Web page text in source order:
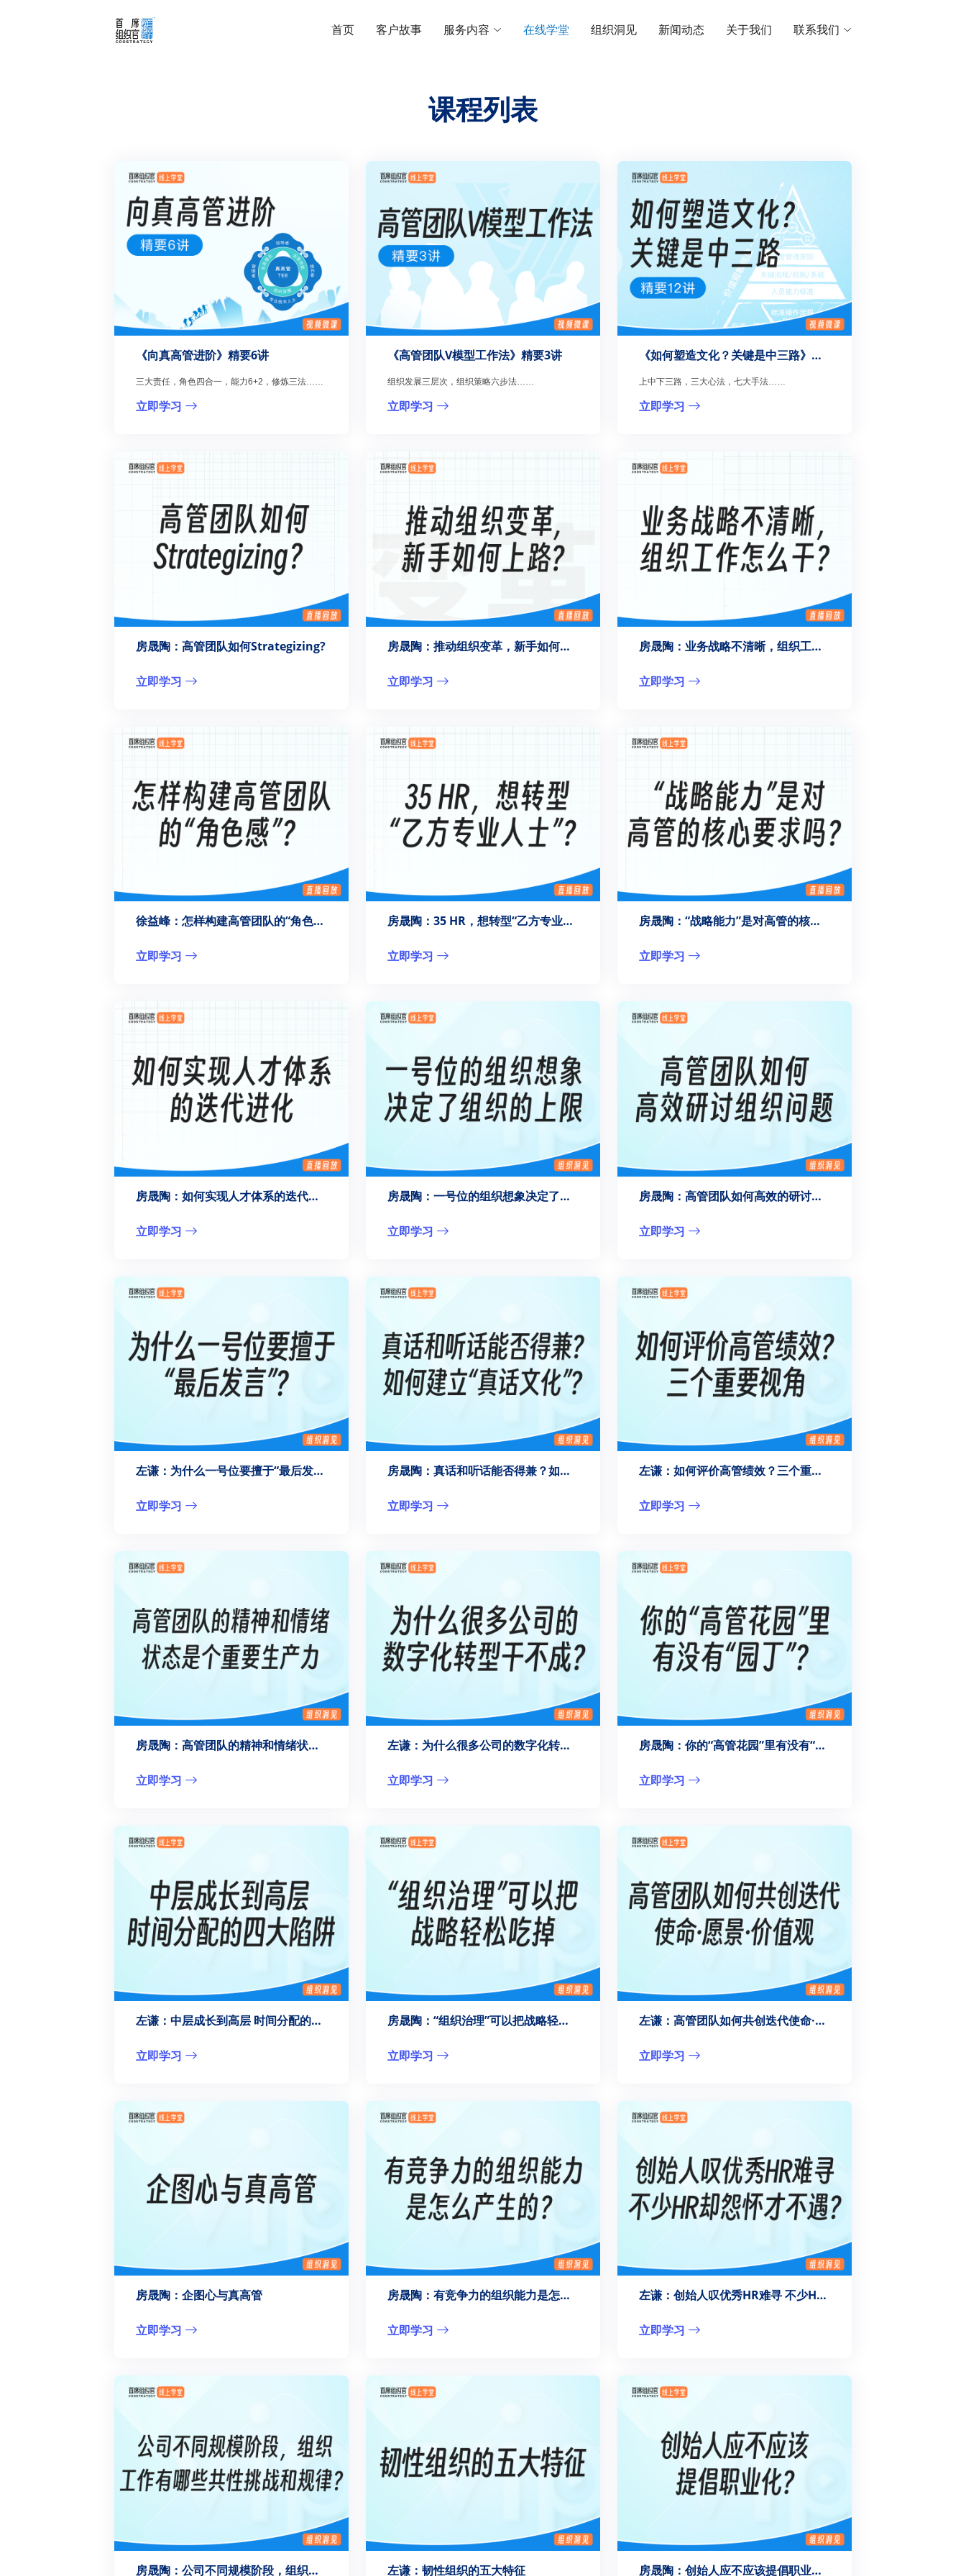
首页 客户故事 服务内容 在线学堂 组织洞见 新闻动态 关于我们 联系我们
课程列表
《向真高管进阶》精要6讲
三大责任，角色四合一，能力6+2，修炼三法……
立即学习
《高管团队V模型工作法》精要3讲
组织发展三层次，组织策略六步法……
立即学习
《如何塑造文化？关键是中三路》精要12讲
上中下三路，三大心法，七大手法……
立即学习
房晟陶：高管团队如何Strategizing?
立即学习
房晟陶：推动组织变革，新手如何上路？
立即学习
房晟陶：业务战略不清晰，组织工作怎么干？
立即学习
徐益峰：怎样构建高管团队的“角色感”？
立即学习
房晟陶：35 HR，想转型“乙方专业人士”？
立即学习
房晟陶：“战略能力”是对高管的核心要求吗？
立即学习
房晟陶：如何实现人才体系的迭代进化？
立即学习
房晟陶：一号位的组织想象决定了组织的上限
立即学习
房晟陶：高管团队如何高效的研讨组织问题？
立即学习
左谦：为什么一号位要擅于“最后发言”？
立即学习
房晟陶：真话和听话能否得兼？如何建立“真话文化”？
立即学习
左谦：如何评价高管绩效？三个重要视角
立即学习
房晟陶：高管团队的精神和情绪状态是个重要生产力
立即学习
左谦：为什么很多公司的数字化转型干不成？
立即学习
房晟陶：你的“高管花园”里有没有“园丁”？
立即学习
左谦：中层成长到高层 时间分配的四大陷阱
立即学习
房晟陶：“组织治理”可以把战略轻松吃掉
立即学习
左谦：高管团队如何共创迭代使命·愿景·价值观
立即学习
房晟陶：企图心与真高管
立即学习
房晟陶：有竞争力的组织能力是怎么产生的？
立即学习
左谦：创始人叹优秀HR难寻 不少HR却怨怀才不遇？
立即学习
房晟陶：公司不同规模阶段，组织工作有哪些共性挑战和规律？ 左谦：韧性组织的五大特征 房晟陶：创始人应不应该提倡职业化？